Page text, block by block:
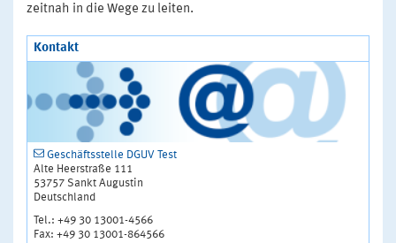
zeitnah in die Wege zu leiten.
Kontakt
Geschäftsstelle DGUV Test
Alte Heerstraße 111
53757 Sankt Augustin
Deutschland
Tel.: +49 30 13001-4566
Fax: +49 30 13001-864566